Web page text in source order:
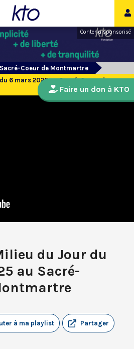
Contenu sponsorisé
Coeur de Montmartre
6 mars 2025 au Sacré-Coeur de
du Jour du
au Sacré-
Partager
à ma playlist
Faire un don à KTO